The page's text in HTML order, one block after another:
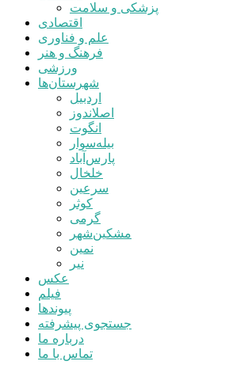
پزشکی و سلامت
اقتصادی
علم و فناوری
فرهنگ و هنر
ورزشی
شهرستان‌ها
اردبیل
اصلاندوز
انگوت
بیله‌سوار
پارس‌آباد
خلخال
سرعین
کوثر
گرمی
مشکین‌شهر
نمین
نیر
عکس
فیلم
پیوندها
جستجوی پیشرفته
درباره ما
تماس با ما